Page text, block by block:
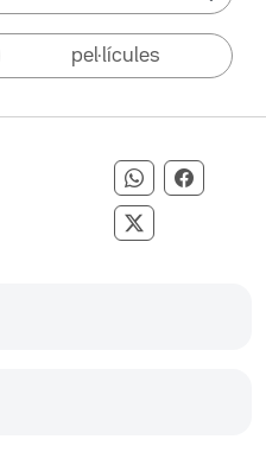
pel·lícules
Compartir
Compartir